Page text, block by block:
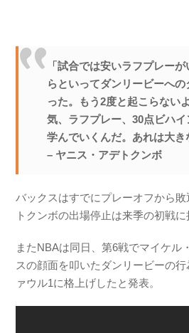
「試合では安いラフプレー
らといってダンリービーへ
った。もう2度と起こらない
気、ラフプレー、30点ビハ
学んでいくんだ。あれは大き
– ヤニス・アデトクンボ
バックスはすでにプレーオフから
トクンボの出場停止は来季の初戦に
またNBAは同日、第6戦でマイケル
スの顔面を叩いたダンリービーの
ァウル1に格上げしたと発表。